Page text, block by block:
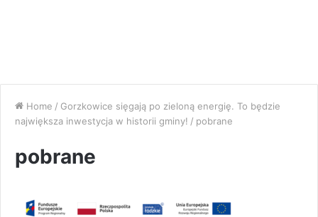
Home / Gorzkowice sięgają po zieloną energię. To będzie
największa inwestycja w historii gminy! / pobrane
pobrane